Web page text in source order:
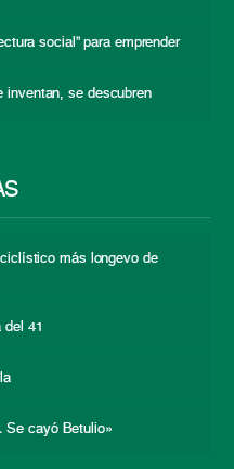
social” para emprender
inventan, se descubren
más longevo de
del 41
cayó Betulio»